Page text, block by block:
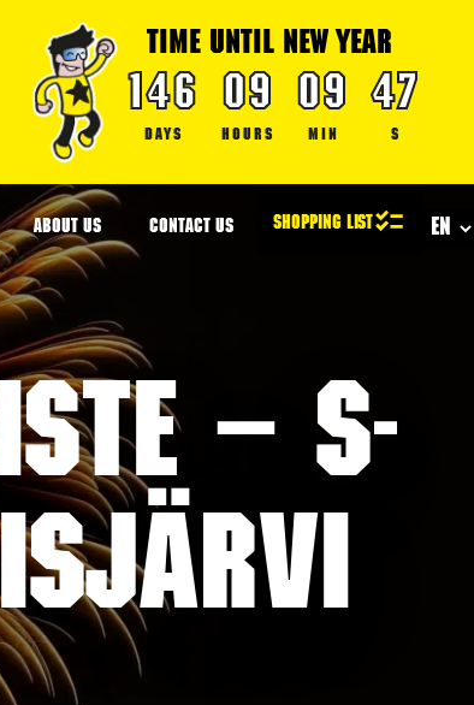
TIME UNTIL NEW YEAR
146
DAYS
09
HOURS
09
MIN
47
S
ABOUT US CONTACT US
– S-